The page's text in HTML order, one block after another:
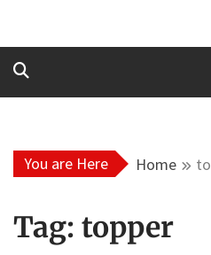
You are Here Home
Tag: topper